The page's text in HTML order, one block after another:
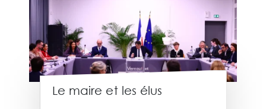
Le maire et les élus